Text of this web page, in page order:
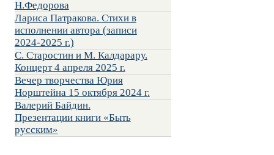
Н.Федорова
Лариса Патракова. Стихи в
исполнении автора (записи
2024-2025 г.)
С. Старостин и М. Калдарару.
Концерт 4 апреля 2025 г.
Вечер творчества Юрия
Норштейна 15 октября 2024 г.
Валерий Байдин.
Презентации книги «Быть
русским»